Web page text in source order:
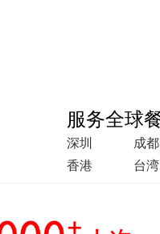
服务全球
深圳
成都
香港
台湾